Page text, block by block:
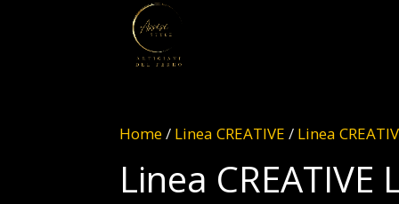
Home/ Linea CREATIVE / Linea
Linea CREATIVE